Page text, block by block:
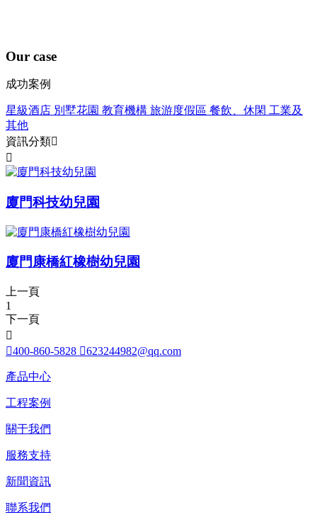
Our case
成功案例
星級酒店 別墅花園 教育機構 旅游度假區 餐飲、休閑 工業及
其他
資訊分類

廈門科技幼兒園
廈門康橋紅橡樹幼兒園
上一頁
1
下一頁

400-860-5828 623244982@qq.com
產品中心
工程案例
關于我們
服務支持
新聞資訊
聯系我們